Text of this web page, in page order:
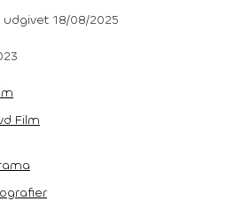
udgivet 18/08/2025
Film